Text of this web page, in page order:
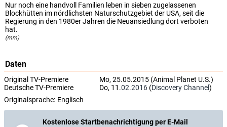
Nur noch eine handvoll Familien leben in sieben zugelassenen
Blockhütten im nördlichsten Naturschutzgebiet der USA, seit die
Regierung in den 1980er Jahren die Neuansiedlung dort verboten
hat.
(mm)
Daten
Original TV-Premiere
Mo, 25.05.2015 (Animal Planet U.S.)
Deutsche TV-Premiere
Do, 11.02.2016 (Discovery Channel)
Originalsprache: Englisch
Kostenlose Startbenachrichtigung per E-Mail